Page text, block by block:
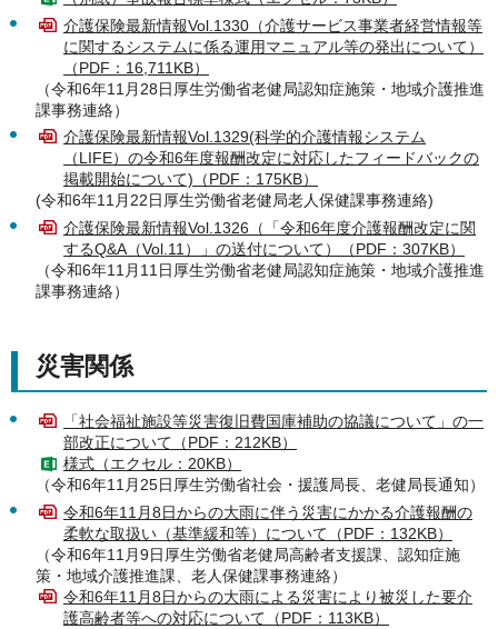
介護保険最新情報Vol.1330（介護サービス事業者経営情報等
に関するシステムに係る運用マニュアル等の発出について）
（PDF：16,711KB）
（令和6年11月28日厚生労働省老健局認知症施策・地域介護推進
課事務連絡）
介護保険最新情報Vol.1329(科学的介護情報システム
（LIFE）の令和6年度報酬改定に対応したフィードバックの
掲載開始について)（PDF：175KB）
(令和6年11月22日厚生労働省老健局老人保健課事務連絡)
介護保険最新情報Vol.1326（「令和6年度介護報酬改定に関
するQ&A（Vol.11）」の送付について）（PDF：307KB）
（令和6年11月11日厚生労働省老健局認知症施策・地域介護推進
課事務連絡）
災害関係
「社会福祉施設等災害復旧費国庫補助の協議について」の一
部改正について（PDF：212KB）
様式（エクセル：20KB）
（令和6年11月25日厚生労働省社会・援護局長、老健局長通知）
令和6年11月8日からの大雨に伴う災害にかかる介護報酬の
柔軟な取扱い（基準緩和等）について（PDF：132KB）
（令和6年11月9日厚生労働省老健局高齢者支援課、認知症施
策・地域介護推進課、老人保健課事務連絡）
令和6年11月8日からの大雨による災害により被災した要介
護高齢者等への対応について（PDF：113KB）